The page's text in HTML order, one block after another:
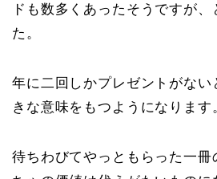
ドも数多くあったそうですが
た。
年に二回しかプレゼントがない
きな意味をもつようになります
待ちわびてやっともらった一冊